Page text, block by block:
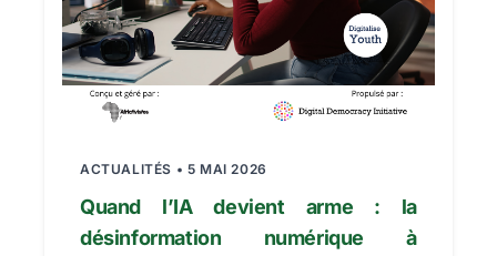
ACTUALITÉS • 5 MAI 2026
Quand l’IA devient arme : la
désinformation numérique à